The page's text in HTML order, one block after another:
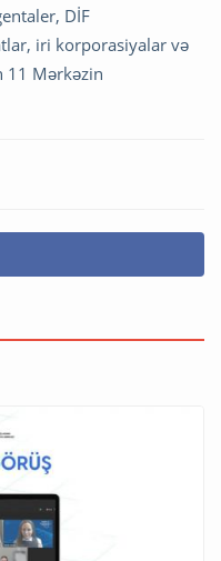
DİF
iri korporasiyalar və
11 Mərkəzin